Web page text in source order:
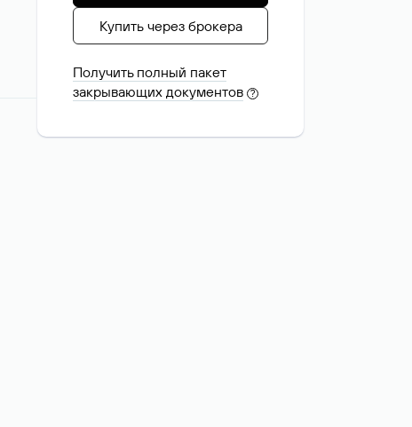
Купить через брокера
Получить полный пакет
закрывающих документов ?